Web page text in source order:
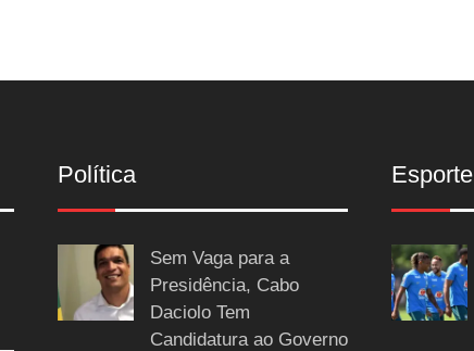
Política
Sem Vaga para a
Presidência, Cabo
Daciolo Tem
Candidatura ao Governo
Esporte